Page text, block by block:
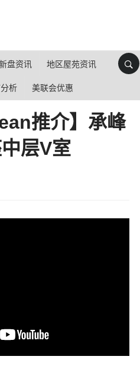
盘资讯 地区屋苑资讯
析 美联会优惠
推介】承峰
层V室